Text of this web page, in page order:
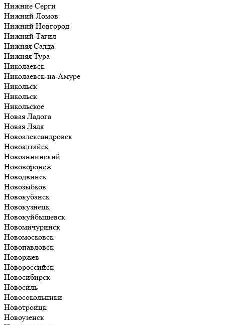
Нижние Серги
Нижний Ломов
Нижний Новгород
Нижний Тагил
Нижняя Салда
Нижняя Тура
Николаевск
Николаевск-на-Амуре
Никольск
Никольск
Никольское
Новая Ладога
Новая Ляля
Новоалександровск
Новоалтайск
Новоаннинский
Нововоронеж
Новодвинск
Новозыбков
Новокубанск
Новокузнецк
Новокуйбышевск
Новомичуринск
Новомосковск
Новопавловск
Новоржев
Новороссийск
Новосибирск
Новосиль
Новосокольники
Новотроицк
Новоузенск